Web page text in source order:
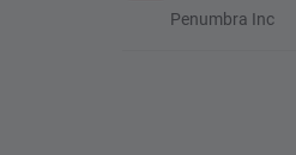
Penumbra Inc